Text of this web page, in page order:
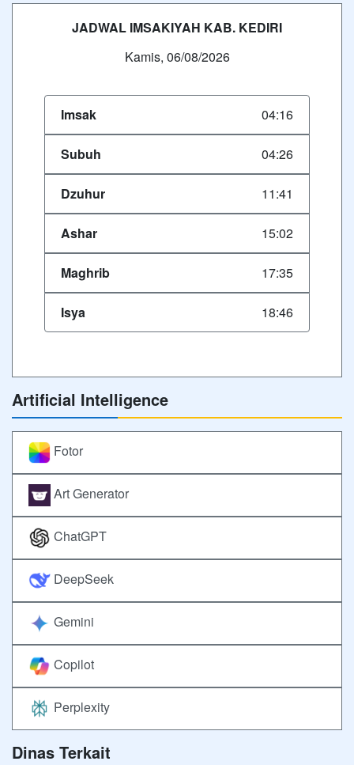
JADWAL IMSAKIYAH KAB. KEDIRI
Kamis, 06/08/2026
Imsak 04:16
Subuh 04:26
Dzuhur 11:41
Ashar 15:02
Maghrib 17:35
Isya 18:46
Artificial Intelligence
Fotor
Art Generator
ChatGPT
DeepSeek
Gemini
Copilot
Perplexity
Dinas Terkait